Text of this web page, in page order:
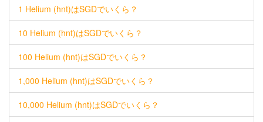
1 Helium (hnt)はSGDでいくら？
10 Helium (hnt)はSGDでいくら？
100 Helium (hnt)はSGDでいくら？
1,000 Helium (hnt)はSGDでいくら？
10,000 Helium (hnt)はSGDでいくら？